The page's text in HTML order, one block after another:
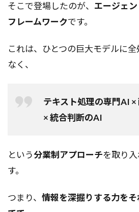
そこで登場したのが、 エージェ
フレームワークです。
これは、ひとつの巨大モデルに
なく、
テキスト処理の専門AI
× 統合判断のAI
という分業制アプローチを取り
す。
つまり、 情報を深掘りする力を